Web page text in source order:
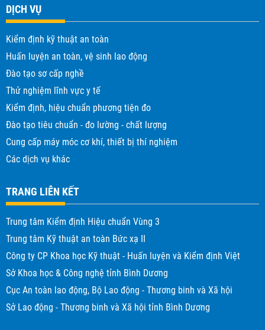
DỊCH VỤ
Kiểm định kỹ thuật an toàn
Huấn luyện an toàn, vệ sinh lao động
Đào tạo sơ cấp nghề
Thử nghiệm lĩnh vực y tế
Kiểm định, hiệu chuẩn phương tiện đo
Đào tạo tiêu chuẩn - đo lường - chất lượng
Cung cấp máy móc cơ khí, thiết bị thí nghiệm
Các dịch vụ khác
TRANG LIÊN KẾT
Trung tâm Kiểm định Hiệu chuẩn Vùng 3
Trung tâm Kỹ thuật an toàn Bức xạ II
Công ty CP Khoa học Kỹ thuật - Huấn luyện và Kiểm định Việt
Sở Khoa học & Công nghệ tỉnh Bình Dương
Cục An toàn lao động, Bộ Lao động - Thương binh và Xã hội
Sở Lao động - Thương binh và Xã hội tỉnh Bình Dương